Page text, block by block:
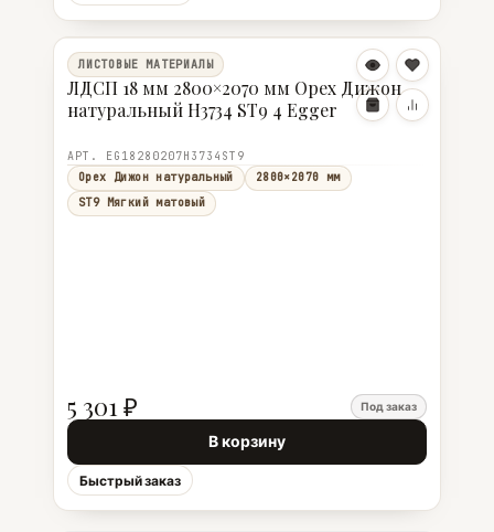
ЛИСТОВЫЕ МАТЕРИАЛЫ
ЛДСП 18 мм 2800×2070 мм Орех Дижон
натуральный H3734 ST9 4 Egger
АРТ. EG18280207H3734ST9
Орех Дижон натуральный
2800×2070 мм
ST9 Мягкий матовый
5 301 ₽ Под заказ
В корзину
Быстрый заказ